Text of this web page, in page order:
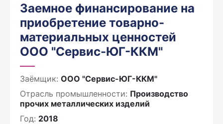
Заемное финансирование на
приобретение товарно-
материальных ценностей
ООО "Сервис-ЮГ-ККМ"
Заёмщик: ООО "Сервис-ЮГ-ККМ"
Отрасль промышленности: Производство
прочих металлических изделий
Год: 2018